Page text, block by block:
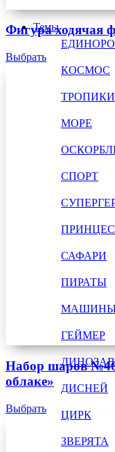
Темы
КОСМОС
ТРОПИКИ
МОРЕ
СПОРТ
САФАРИ
ПИРАТЫ
ГЕЙМЕР
ДИСНЕЙ
ЦИРК
ЗВЕРЯТА
Фигура ходячая
Выбрать
Набор шаров
облаке»
Выбрать